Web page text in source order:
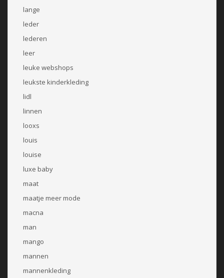
lange
leder
lederen
leer
leuke webshops
leukste kinderkleding
lidl
linnen
looxs
louis
louise
luxe baby
maat
maatje meer mode
macna
man
mango
mannen
mannenkleding